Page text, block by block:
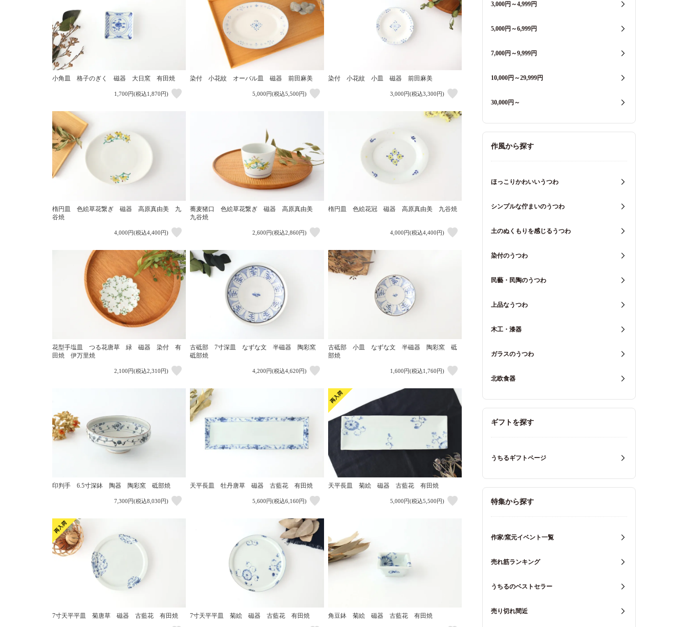
小角皿 格子のぎく 磁器 大日窯 有田焼
1,700円(税込1,870円)
染付 小花紋 オーバル皿 磁器 前田麻美
5,000円(税込5,500円)
染付 小花紋 小皿 磁器 前田麻美
3,000円(税込3,300円)
楕円皿 色絵草花繋ぎ 磁器 高原真由美 九
谷焼
4,000円(税込4,400円)
蕎麦猪口 色絵草花繋ぎ 磁器 高原真由美
九谷焼
2,600円(税込2,860円)
楕円皿 色絵花冠 磁器 高原真由美 九谷焼
4,000円(税込4,400円)
花型手塩皿 つる花唐草 緑 磁器 染付 有
田焼 伊万里焼
2,100円(税込2,310円)
古砥部 7寸深皿 なずな文 半磁器 陶彩窯
砥部焼
4,200円(税込4,620円)
古砥部 小皿 なずな文 半磁器 陶彩窯 砥
部焼
1,600円(税込1,760円)
印判手 6.5寸深鉢 陶器 陶彩窯 砥部焼
7,300円(税込8,030円)
天平長皿 牡丹唐草 磁器 古藍花 有田焼
5,600円(税込6,160円)
天平長皿 菊絵 磁器 古藍花 有田焼
5,000円(税込5,500円)
7寸天平平皿 菊唐草 磁器 古藍花 有田焼 7寸天平平皿 菊絵 磁器 古藍花 有田焼 角豆鉢 菊絵 磁器 古藍花 有田焼
3,000円～4,999円
5,000円～6,999円
7,000円～9,999円
10,000円～29,999円
30,000円～
作風から探す
ほっこりかわいいうつわ
シンプルな佇まいのうつわ
土のぬくもりを感じるうつわ
染付のうつわ
民藝・民陶のうつわ
上品なうつわ
木工・漆器
ガラスのうつわ
北欧食器
ギフトを探す
うちるギフトページ
特集から探す
作家/窯元イベント一覧
売れ筋ランキング
うちるのベストセラー
売り切れ間近